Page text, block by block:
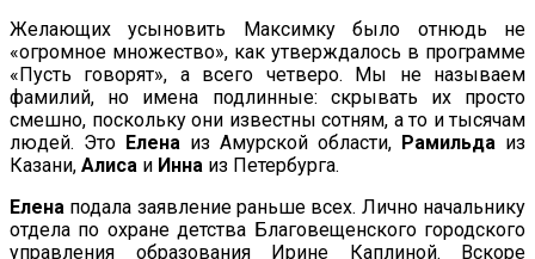
Желающих усыновить Максимку было отнюдь не
«огромное множество», как утверждалось в программе
«Пусть говорят», а всего четверо. Мы не называем
фамилий, но имена подлинные: скрывать их просто
смешно, поскольку они известны сотням, а то и тысячам
людей. Это Елена из Амурской области, Рамильда из
Казани, Алиса и Инна из Петербурга.
Елена подала заявление раньше всех. Лично начальнику
отдела по охране детства Благовещенского городского
управления образования Ирине Каплиной. Вскоре